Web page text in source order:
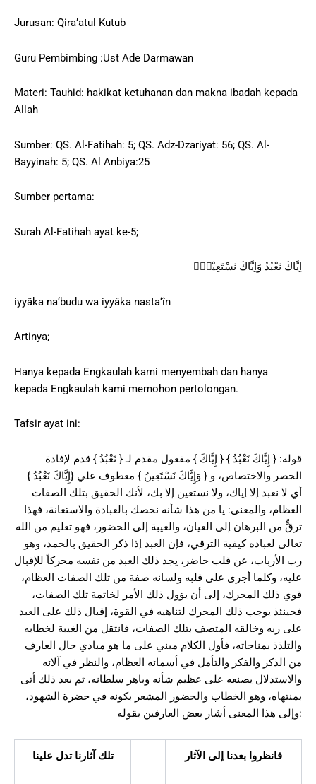
Jurusan: Qira’atul Kutub
Guru Pembimbing :Ust Ade Darmawan
Materi: Tauhid: hakikat ketuhanan dan makna ibadah kepada
Allah
Sumber: QS. Al-Fatihah: 5; QS. Adz-Dzariyat: 56; QS. Al-
Bayyinah: 5; QS. Al Anbiya:25
Sumber pertama:
Surah Al-Fatihah ayat ke-5;
اِيَّاكَ نَعْبُدُ وَاِيَّاكَ نَسْتَعِيْنُۗ
iyyâka na‘budu wa iyyâka nasta‘în
Artinya;
Hanya kepada Engkaulah kami menyembah dan hanya
kepada Engkaulah kami memohon pertolongan.
Tafsir ayat ini:
الحصر والاختصاص، و { وَإِيَّاكَ نَسْتَعِينُ } معطوف علي {إِيَّاكَ نَعْبُدُ }
أي لا نعبد إلا إياك، ولا نستعين إلا بك، لأنك الحقيق بتلك الصفات
العظام، والمعنى: يا من هذا شأنه نخصك بالعبادة والاستعانة، فهذا
ترقٍّ من البرهان إلى العيان، والغيبة إلى الحضور، فهو تعليم من الله
تعالى لعباده كيفية الترقي، فإن العبد إذا ذكر الحقيق بالحمد، وهو
رب الأرباب، عن قلب حاضر، يجد ذلك العبد من نفسه محركاً للإقبال
عليه، وكلما أجرى على قلبه ولسانه صفة من تلك الصفات العظام،
قوي ذلك المحرك، إلى أن يؤول ذلك الأمر لخاتمة تلك الصفات،
فحينئذ يوجب ذلك المحرك لتناهيه في القوة، إقبال ذلك على العبد
على ربه وخالقه المتصف بتلك الصفات، فانتقل من الغيبة لخطابه
والتلذذ بمناجاته، فأول الكلام مبني على ما هو مبادي حال العارف
من الذكر والفكر والتأمل في أسمائه العظام، والنظر في آلائه
والاستدلال يصنعه على عظيم شأنه وباهر سلطانه، ثم بعد ذلك أتى
بمنتهاه، وهو الخطاب والحضور المشعر بكونه في حضرة الشهود،
وإلى هذا المعنى أشار بعض العارفين بقوله:
تلك آثارنا تدل علينا فانظروا بعدنا إلى الآثار